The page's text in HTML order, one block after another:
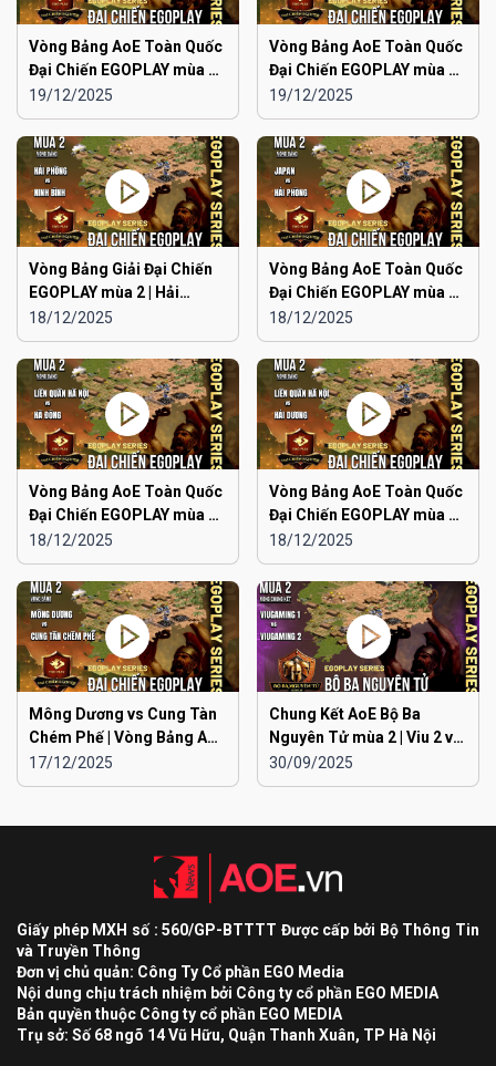
Vòng Bảng AoE Toàn Quốc
Đại Chiến EGOPLAY mùa 2 |
Aoe Đam Mê vs Quảng
Ninh
19/12/2025
Vòng Bảng AoE Toàn Quốc
Đại Chiến EGOPLAY mùa 2 |
Japan vs Ninh Bình
19/12/2025
Vòng Bảng Giải Đại Chiến
EGOPLAY mùa 2 | Hải
Phòng vs Ninh Bình
18/12/2025
Vòng Bảng AoE Toàn Quốc
Đại Chiến EGOPLAY mùa 2 |
Japan vs Hải Phòng
18/12/2025
Vòng Bảng AoE Toàn Quốc
Đại Chiến EGOPLAY mùa 2 |
Liên Quân Hà Nội vs Hà
Đông
18/12/2025
Vòng Bảng AoE Toàn Quốc
Đại Chiến EGOPLAY mùa 2 |
Liên Quân Hà Nội vs Hải
Dương
18/12/2025
Mông Dương vs Cung Tàn
Chém Phế | Vòng Bảng AoE
Toàn Quốc Đại Chiến
EGOPLAY mùa 2
17/12/2025
Chung Kết AoE Bộ Ba
Nguyên Tử mùa 2 | Viu 2 vs
Viu 1
30/09/2025
Giấy phép MXH số : 560/GP-BTTTT Được cấp bởi Bộ Thông Tin
và Truyền Thông
Đơn vị chủ quản: Công Ty Cổ phần EGO Media
Nội dung chịu trách nhiệm bởi Công ty cổ phần EGO MEDIA
Bản quyền thuộc Công ty cổ phần EGO MEDIA
Trụ sở: Số 68 ngõ 14 Vũ Hữu, Quận Thanh Xuân, TP Hà Nội